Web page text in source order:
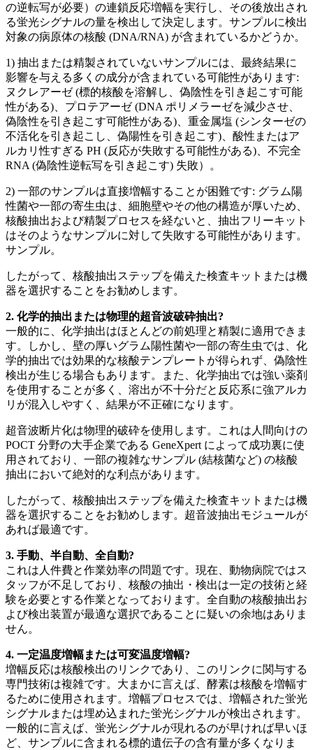
の逆転写が必要）の連鎖反応増幅を実行し、その後放出され
る蛍光シグナルの量を検出して決定します。サンプルに検出
対象の病原体の核酸 (DNA/RNA) が含まれているかどうか。
1) 抽出または精製されていないサンプルには、最終結果に
影響を与える多くの成分が含まれている可能性があります:
ヌクレアーゼ (標的核酸を溶解し、偽陰性を引き起こす可能
性がある)、プロテアーゼ (DNA ポリメラーゼを減少させ、
偽陰性を引き起こす可能性がある)、重金属塩 (シンターゼの
不活化を引き起こし、偽陽性を引き起こす)、酸性またはア
ルカリ性すぎる PH (反応が失敗する可能性がある)、不完全
RNA (偽陰性逆転写を引き起こす) 失敗）。
2) 一部のサンプルは直接増幅することが困難です: グラム陽
性菌や一部の寄生虫は、細胞壁やその他の構造が厚いため、
核酸抽出および精製プロセスを経ないと、抽出フリーキット
はそのようなサンプルに対して失敗する可能性があります。
サンプル。
したがって、核酸抽出ステップを備えた検査キットまたは機
器を選択することをお勧めします。
2. 化学的抽出または物理的超音波破砕抽出?
一般的に、化学抽出はほとんどの前処理と精製に適用できま
す。しかし、壁の厚いグラム陽性菌や一部の寄生虫では、化
学的抽出では効果的な核酸テンプレートが得られず、偽陰性
検出が生じる場合もあります。また、化学抽出では強い薬剤
を使用することが多く、溶出が不十分だと反応系に強アルカ
リが混入しやすく、結果が不正確になります。
超音波断片化は物理的破砕を使用します。これは人間向けの
POCT 分野の大手企業である GeneXpert によって成功裏に使
用されており、一部の複雑なサンプル (結核菌など) の核酸
抽出において絶対的な利点があります。
したがって、核酸抽出ステップを備えた検査キットまたは機
器を選択することをお勧めします。超音波抽出モジュールが
あれば最適です。
3. 手動、半自動、全自動?
これは人件費と作業効率の問題です。現在、動物病院ではス
タッフが不足しており、核酸の抽出・検出は一定の技術と経
験を必要とする作業となっております。全自動の核酸抽出お
よび検出装置が最適な選択であることに疑いの余地はありま
せん。
4. 一定温度増幅または可変温度増幅?
増幅反応は核酸検出のリンクであり、このリンクに関与する
専門技術は複雑です。大まかに言えば、酵素は核酸を増幅す
るために使用されます。増幅プロセスでは、増幅された蛍光
シグナルまたは埋め込まれた蛍光シグナルが検出されます。
一般的に言えば、蛍光シグナルが現れるのが早ければ早いほ
ど、サンプルに含まれる標的遺伝子の含有量が多くなりま